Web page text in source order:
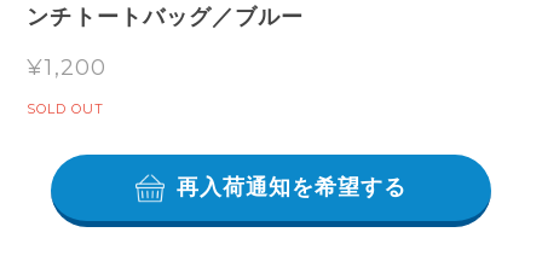
ンチトートバッグ／ブルー
¥1,200
SOLD OUT
再入荷通知を希望する